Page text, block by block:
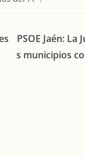
PSOE Jaén:
s municipios